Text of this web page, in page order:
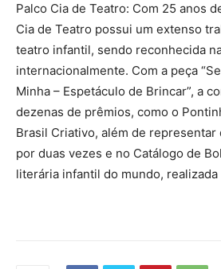
Palco Cia de Teatro: Com 25 anos
Cia de Teatro possui um extenso
teatro infantil, sendo reconhecida
internacionalmente. Com a peça
Minha – Espetáculo de Brincar”, a
dezenas de prêmios, como o
Brasil Criativo, além de representar
por duas vezes e no Catálogo de
literária infantil do mundo, realizada